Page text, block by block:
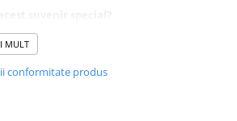
autentic
cu grijă pentru a păstra autenticitatea locului.
aducând un plus de unicitate fiecărui produs.
MULT
conformitate produs